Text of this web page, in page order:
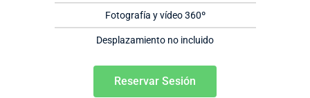
Fotografía y vídeo 360º
Desplazamiento no incluido
Reservar Sesión